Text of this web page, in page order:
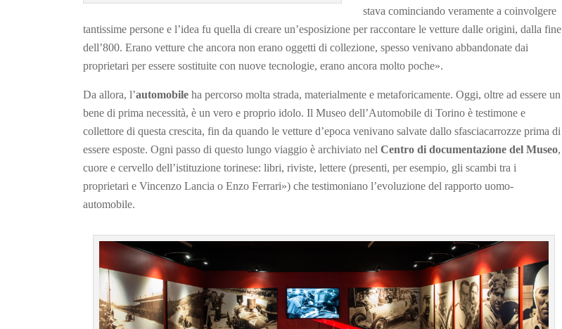
stava cominciando veramente a coinvolgere
tantissime persone e l’idea fu quella di creare un’esposizione per raccontare le vetture dalle origini, dalla fine
dell’800. Erano vetture che ancora non erano oggetti di collezione, spesso venivano abbandonate dai
proprietari per essere sostituite con nuove tecnologie, erano ancora molto poche».
Da allora, l’automobile ha percorso molta strada, materialmente e metaforicamente. Oggi, oltre ad essere un
bene di prima necessità, è un vero e proprio idolo. Il Museo dell’Automobile di Torino è testimone e
collettore di questa crescita, fin da quando le vetture d’epoca venivano salvate dallo sfasciacarrozze prima di
essere esposte. Ogni passo di questo lungo viaggio è archiviato nel Centro di documentazione del Museo,
cuore e cervello dell’istituzione torinese: libri, riviste, lettere (presenti, per esempio, gli scambi tra i
proprietari e Vincenzo Lancia o Enzo Ferrari») che testimoniano l’evoluzione del rapporto uomo-
automobile.